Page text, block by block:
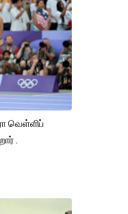
வெள்ளிப்
.